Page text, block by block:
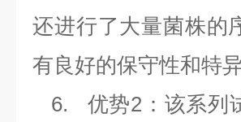
还进行了大量菌株的
有良好的保守性和特异
6. 优势2 ：该系